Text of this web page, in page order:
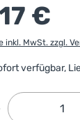
€
inkl. MwSt. zzgl.
verfügbar,